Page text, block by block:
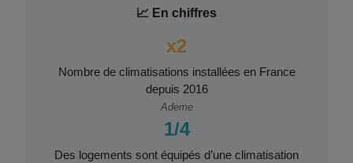
📈 En chiffres
x2
Nombre de climatisations installées en France
depuis 2016
Ademe
1/4
Des logements sont équipés d’une climatisation